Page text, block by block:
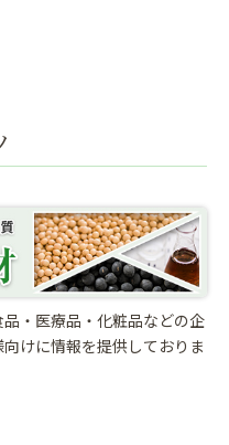
・医療品・化粧品などの企
けに情報を提供しておりま